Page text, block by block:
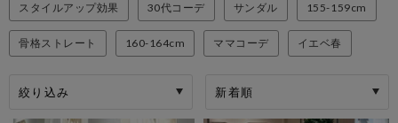
スタイルアップ効果 30代コーデ サンダル 155-159cm
骨格ストレート 160-164cm ママコーデ イエベ春
絞り込み